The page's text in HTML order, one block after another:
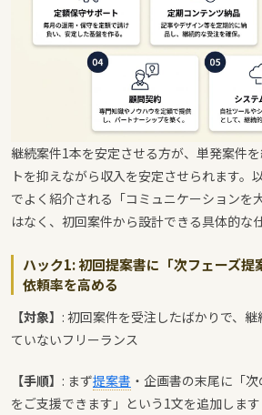
継続案件1本を安定させる方が、単発案件
トを抑えながら収入を安定させられます。
でよく紹介される「コミュニケーションを
はなく、初回案件から設計できる具体的な
ハック1: 初回提案書に「次フェーズ
依頼率を高める
【対象】 : 初回案件を受注したばかりで、
ていないフリーランス
【手順】 : まず提案書 ・企画書の末尾に「
をご支援できます」という1文を追加しま